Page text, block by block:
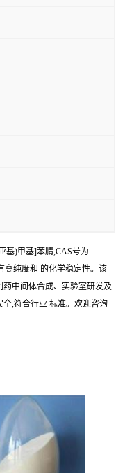
基)甲基]苯腈,CAS号为
高纯度和 的化学稳定性。该
中间体合成、实验室研发及
,符合行业 标准。欢迎咨询